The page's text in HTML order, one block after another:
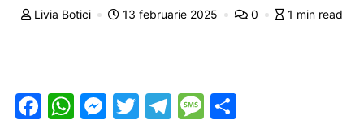
Livia Botici 13 februarie 2025 0 1 min read
F
W M T
T
M